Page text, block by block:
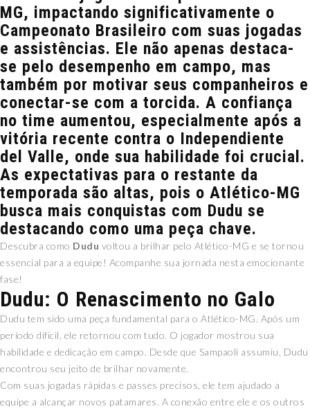
MG, impactando significativamente o
Campeonato Brasileiro com suas jogadas
e assistências. Ele não apenas destaca-
se pelo desempenho em campo, mas
também por motivar seus companheiros e
conectar-se com a torcida. A confiança
no time aumentou, especialmente após a
vitória recente contra o Independiente
del Valle, onde sua habilidade foi crucial.
As expectativas para o restante da
temporada são altas, pois o Atlético-MG
busca mais conquistas com Dudu se
destacando como uma peça chave.
Descubra como Dudu voltou a brilhar pelo Atlético-MG e se tornou
essencial para a equipe! Acompanhe sua jornada nesta emocionante
fase!
Dudu: O Renascimento no Galo
Dudu tem sido uma peça fundamental para o Atlético-MG. Após um
período difícil, ele retornou com tudo. O jogador mostrou sua
habilidade e dedicação em campo. Desde que Sampaoli assumiu, Dudu
encontrou seu jeito de brilhar novamente.
Com suas jogadas rápidas e passes precisos, ele tem ajudado a
equipe a alcançar novos patamares. A conexão entre ele e os outros